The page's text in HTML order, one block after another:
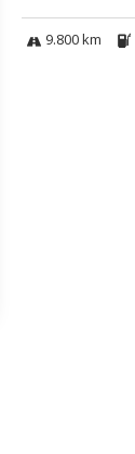
9.800 km